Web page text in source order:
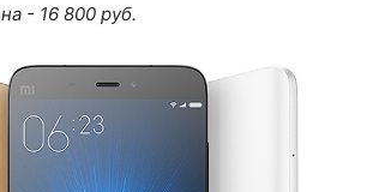
- 16 800 руб.